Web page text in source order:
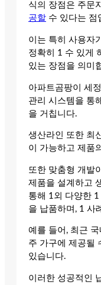
식의 장점은 주문
공할 수 있다는 점
이는 특히 사용자
정확히 1 수 있게
있는 장점을 의미
아파트곰팡이 세
관리 시스템을 통
을 거칩니다.
생산라인 또한 최
이 가능하고 제품
또한 맞춤형 개발
제품을 설계하고
통해 1외 다양한
을 납품하며, 1 사
예를 들어, 최근
주 가구에 제공될
있습니다.
이러한 성공적인